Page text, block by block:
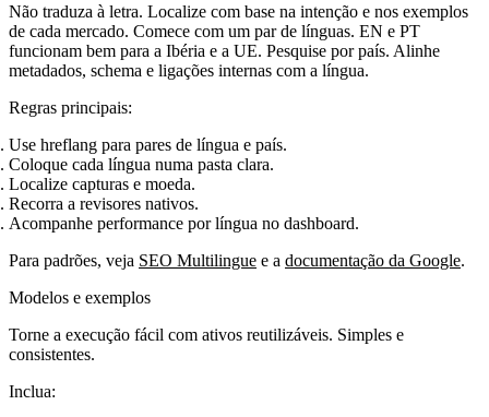
Não traduza à letra. Localize com base na intenção e nos exemplos
de cada mercado. Comece com um par de línguas. EN e PT
funcionam bem para a Ibéria e a UE. Pesquise por país. Alinhe
metadados, schema e ligações internas com a língua.
Regras principais:
Use hreflang para pares de língua e país.
Coloque cada língua numa pasta clara.
Localize capturas e moeda.
Recorra a revisores nativos.
Acompanhe performance por língua no dashboard.
Para padrões, veja SEO Multilingue e a documentação da Google.
Modelos e exemplos
Torne a execução fácil com ativos reutilizáveis. Simples e
consistentes.
Inclua: